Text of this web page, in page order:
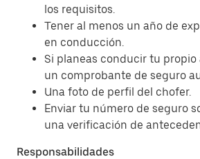
los requisitos.
Tener al menos un año de
en conducción.
Si planeas conducir tu
un comprobante de seguro
Una foto de perfil del chofer.
Enviar tu número de seguro
una verificación de
Responsabilidades